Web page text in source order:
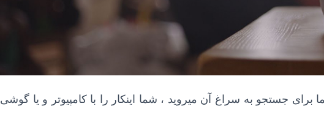
جستجو به سراغ آن میروید ، شما اینکار را با کامپیوتر و یا گوشی